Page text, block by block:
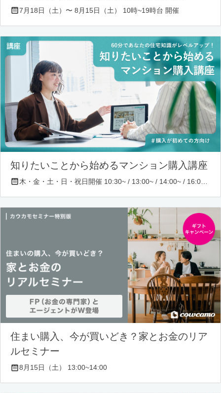
7月18日（土）〜 8月15日（土） 10時~19時台 開催
知りたいことから始めるマンション購入講座
住まい購入、今が買いどき？家とお金のリア
ルセミナー
8月15日（土） 13:00~14:00